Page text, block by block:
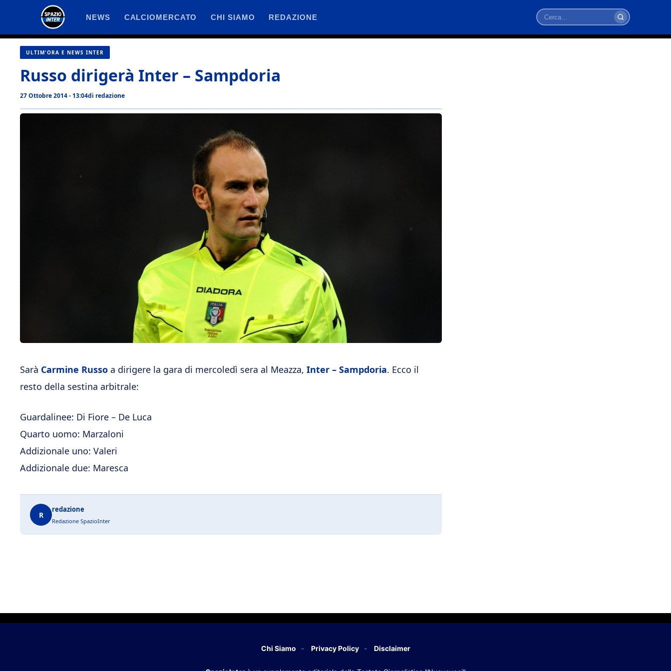
contenuto
NEWS CALCIOMERCATO CHI SIAMO REDAZIONE
Cerca
ULTIM'ORA E NEWS INTER
Russo dirigerà Inter – Sampdoria
27 Ottobre 2014 - 13:04di redazione
Sarà Carmine Russo a dirigere la gara di mercoledì sera al Meazza, Inter – Sampdoria. Ecco il
resto della sestina arbitrale:
Guardalinee: Di Fiore – De Luca
Quarto uomo: Marzaloni
Addizionale uno: Valeri
Addizionale due: Maresca
R
redazione
Redazione SpazioInter
Chi Siamo Privacy Policy Disclaimer